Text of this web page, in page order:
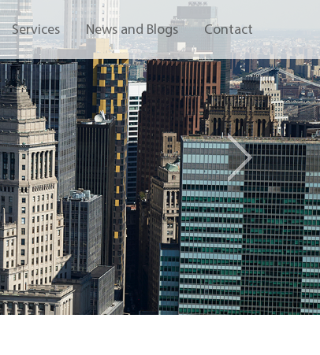
Services News and Blogs Contact